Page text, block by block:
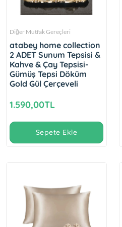
Diğer Mutfak Gereçleri
atabey home collection
2 ADET Sunum Tepsisi &
Kahve & Çay Tepsisi-
Gümüş Tepsi Döküm
Gold Gül Çerçeveli
1.590,00TL
Sepete Ekle